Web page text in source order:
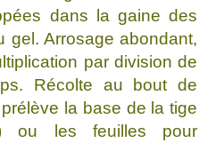
dans la gaine des
gel. Arrosage abondant,
par division de
Récolte au bout de
la base de la tige
ou les feuilles pour